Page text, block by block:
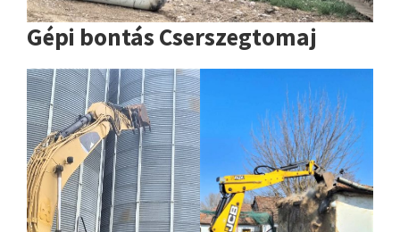
Gépi bontás Cserszegtomaj